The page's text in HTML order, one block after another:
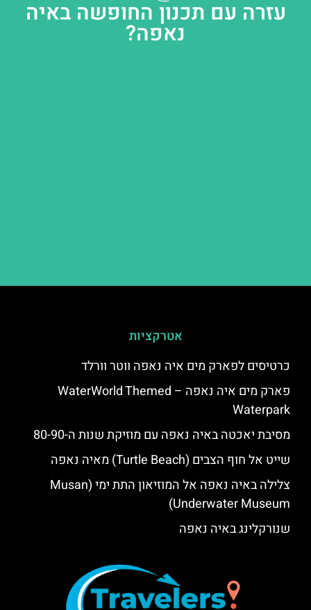
עזרה עם תכנון החופשה באיה
נאפה?
אטרקציות
כרטיסים לפארק מים איה נאפה ווטר וורלד
פארק מים איה נאפה – ‪‪WaterWorld Themed
Waterpark‬‬
מסיבת יאכטה באיה נאפה עם מוזיקת שנות ה-80-90
שייט אל חוף הצבים (Turtle Beach) מאיה נאפה
צלילה באיה נאפה אל המוזיאון התת ימי (Musan
Underwater Museum)
שנורקלינג באיה נאפה